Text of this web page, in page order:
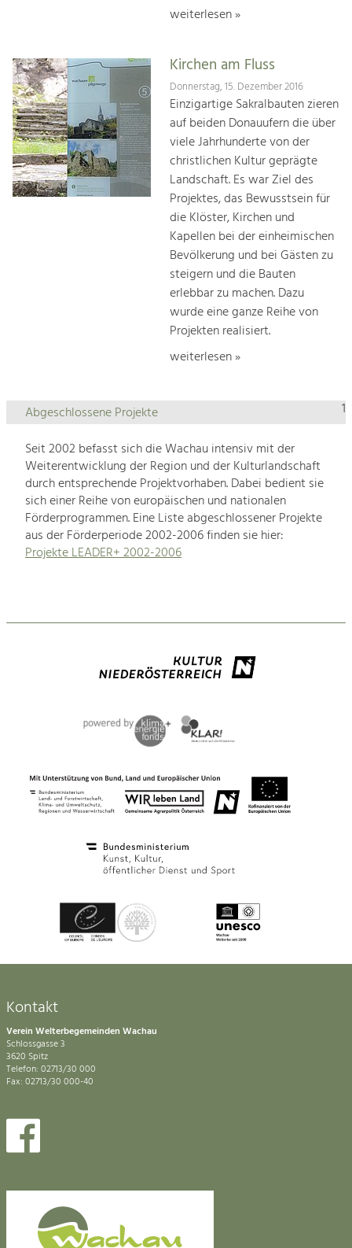
weiterlesen »
Kirchen am Fluss
Donnerstag, 15. Dezember 2016
Einzigartige Sakralbauten zieren
auf beiden Donauufern die über
viele Jahrhunderte von der
christlichen Kultur geprägte
Landschaft. Es war Ziel des
Projektes, das Bewusstsein für
die Klöster, Kirchen und
Kapellen bei der einheimischen
Bevölkerung und bei Gästen zu
steigern und die Bauten
erlebbar zu machen. Dazu
wurde eine ganze Reihe von
Projekten realisiert.
weiterlesen »
1
Abgeschlossene Projekte
Seit 2002 befasst sich die Wachau intensiv mit der
Weiterentwicklung der Region und der Kulturlandschaft
durch entsprechende Projektvorhaben. Dabei bedient sie
sich einer Reihe von europäischen und nationalen
Förderprogrammen. Eine Liste abgeschlossener Projekte
aus der Förderperiode 2002-2006 finden sie hier:
Projekte LEADER+ 2002-2006
Kontakt
Verein Welterbegemeinden Wachau
Schlossgasse 3
3620 Spitz
Telefon: 02713/30 000
Fax: 02713/30 000-40